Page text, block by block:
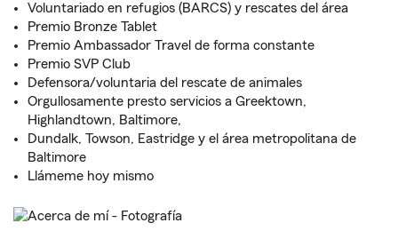
Voluntariado en refugios (BARCS) y rescates del área
Premio Bronze Tablet
Premio Ambassador Travel de forma constante
Premio SVP Club
Defensora/voluntaria del rescate de animales
Orgullosamente presto servicios a Greektown,
Highlandtown, Baltimore,
Dundalk, Towson, Eastridge y el área metropolitana de
Baltimore
Llámeme hoy mismo